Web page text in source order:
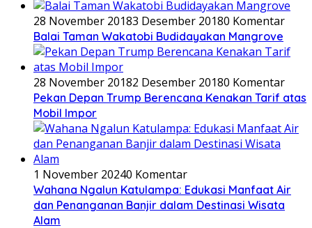
28 November 20183 Desember 20180 Komentar
Balai Taman Wakatobi Budidayakan Mangrove
28 November 20182 Desember 20180 Komentar
Pekan Depan Trump Berencana Kenakan Tarif atas
Mobil Impor
1 November 20240 Komentar
Wahana Ngalun Katulampa: Edukasi Manfaat Air
dan Penanganan Banjir dalam Destinasi Wisata
Alam